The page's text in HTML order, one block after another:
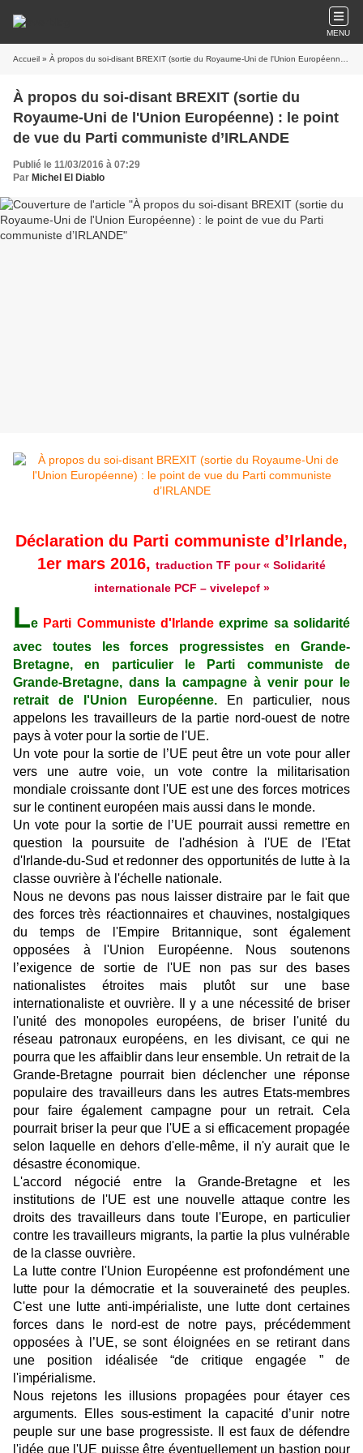
MENU
Accueil » À propos du soi-disant BREXIT (sortie du Royaume-Uni de l'Union Européenne) : le point de vue du Parti communiste d’IRLANDE
À propos du soi-disant BREXIT (sortie du
Royaume-Uni de l'Union Européenne) : le point
de vue du Parti communiste d’IRLANDE
Publié le 11/03/2016 à 07:29
Par Michel El Diablo
Déclaration du Parti communiste d’Irlande,
1er mars 2016, traduction TF pour « Solidarité
internationale PCF – vivelepcf »
Le Parti Communiste d'Irlandeexprime sa solidarité
avec toutes les forces progressistes en Grande-
Bretagne, en particulier le Parti communiste de
Grande-Bretagne, dans la campagne à venir pour le
retrait de l'Union Européenne.
En particulier, nous
appelons les travailleurs de la partie nord-ouest de notre
pays à voter pour la sortie de l'UE.
Un vote pour la sortie de l’UE peut être un vote pour aller
vers une autre voie, un vote contre la militarisation
mondiale croissante dont l'UE est une des forces motrices
sur le continent européen mais aussi dans le monde.
Un vote pour la sortie de l’UE pourrait aussi remettre en
question la poursuite de l'adhésion à l'UE de l'Etat
d'Irlande-du-Sud et redonner des opportunités de lutte à la
classe ouvrière à l'échelle nationale.
Nous ne devons pas nous laisser distraire par le fait que
des forces très réactionnaires et chauvines, nostalgiques
du temps de l'Empire Britannique, sont également
opposées à l'Union Européenne. Nous soutenons
l’exigence de sortie de l'UE non pas sur des bases
nationalistes étroites mais plutôt sur une base
internationaliste et ouvrière. Il y a une nécessité de briser
l'unité des monopoles européens, de briser l'unité du
réseau patronaux européens, en les divisant, ce qui ne
pourra que les affaiblir dans leur ensemble. Un retrait de la
Grande-Bretagne pourrait bien déclencher une réponse
populaire des travailleurs dans les autres Etats-membres
pour faire également campagne pour un retrait. Cela
pourrait briser la peur que l'UE a si efficacement propagée
selon laquelle en dehors d'elle-même, il n'y aurait que le
désastre économique.
L'accord négocié entre la Grande-Bretagne et les
institutions de l'UE est une nouvelle attaque contre les
droits des travailleurs dans toute l'Europe, en particulier
contre les travailleurs migrants, la partie la plus vulnérable
de la classe ouvrière.
La lutte contre l'Union Européenne est profondément une
lutte pour la démocratie et la souveraineté des peuples.
C'est une lutte anti-impérialiste, une lutte dont certaines
forces dans le nord-est de notre pays, précédemment
opposées à l’UE, se sont éloignées en se retirant dans
une position idéalisée “de critique engagée ” de
l'impérialisme.
Nous rejetons les illusions propagées pour étayer ces
arguments. Elles sous-estiment la capacité d’unir notre
peuple sur une base progressiste. Il est faux de défendre
l'idée que l'UE puisse être éventuellement un bastion pour